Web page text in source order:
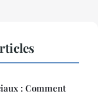
: Comment